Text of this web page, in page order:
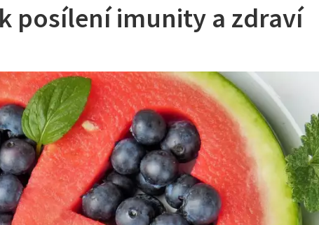
posílení imunity a zdraví